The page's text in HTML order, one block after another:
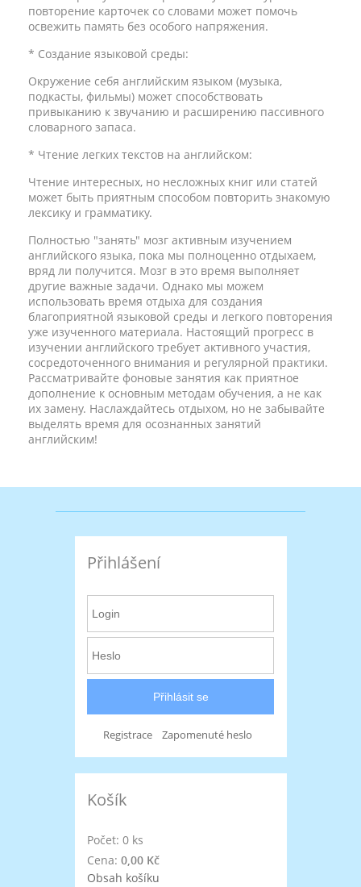
повторение карточек со словами может помочь
освежить память без особого напряжения.
* Создание языковой среды:
Окружение себя английским языком (музыка,
подкасты, фильмы) может способствовать
привыканию к звучанию и расширению пассивного
словарного запаса.
* Чтение легких текстов на английском:
Чтение интересных, но несложных книг или статей
может быть приятным способом повторить знакомую
лексику и грамматику.
Полностью "занять" мозг активным изучением
английского языка, пока мы полноценно отдыхаем,
вряд ли получится. Мозг в это время выполняет
другие важные задачи. Однако мы можем
использовать время отдыха для создания
благоприятной языковой среды и легкого повторения
уже изученного материала. Настоящий прогресс в
изучении английского требует активного участия,
сосредоточенного внимания и регулярной практики.
Рассматривайте фоновые занятия как приятное
дополнение к основным методам обучения, а не как
их замену. Наслаждайтесь отдыхом, но не забывайте
выделять время для осознанных занятий
английским!
Přihlášení
Registrace Zapomenuté heslo
Košík
Počet: 0 ks
Cena: 0,00 Kč
Obsah košíku